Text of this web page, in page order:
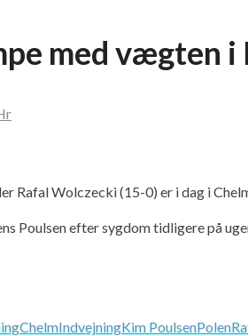
med vægten i
Rafal Wolczecki (15-0) er i dag i
Poulsen efter sygdom tidligere på
ChelmIndvejningKim PoulsenPolen